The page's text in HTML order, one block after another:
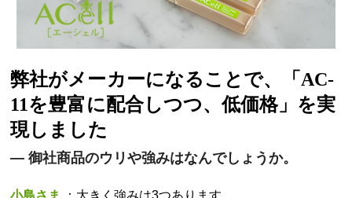
弊社がメーカーになることで、「AC-
11を豊富に配合しつつ、低価格」を実
現しました
—御社商品のウリや強みはなんでしょうか。
小島さま ：大きく強みは3つあります。